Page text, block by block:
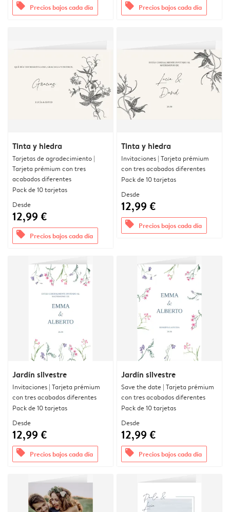
offers Precios bajos cada día offers Precios bajos cada día
Tinta y hiedra
Tarjetas de agradecimiento |
Tarjeta prémium con tres
acabados diferentes
Pack de 10 tarjetas
Desde
12,99 €
offers Precios bajos cada día
Tinta y hiedra
Invitaciones | Tarjeta prémium
con tres acabados diferentes
Pack de 10 tarjetas
Desde
12,99 €
offers Precios bajos cada día
Jardín silvestre
Invitaciones | Tarjeta prémium
con tres acabados diferentes
Pack de 10 tarjetas
Desde
12,99 €
offers Precios bajos cada día
Jardín silvestre
Save the date | Tarjeta prémium
con tres acabados diferentes
Pack de 10 tarjetas
Desde
12,99 €
offers Precios bajos cada día